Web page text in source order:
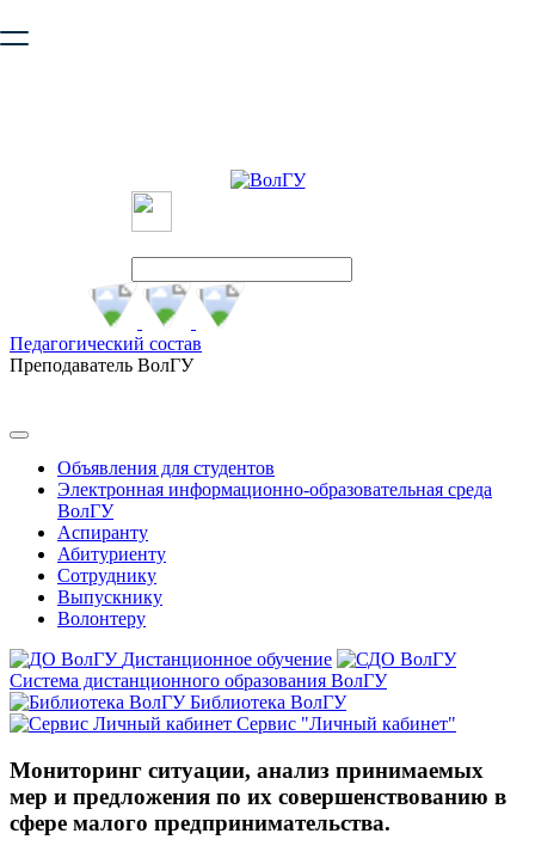
безопасную работу с сайтом. Пожалуйста
Педагогический состав
Преподаватель ВолГУ
Объявления для студентов
Электронная информационно-образовательная среда
ВолГУ
Аспиранту
Абитуриенту
Сотруднику
Выпускнику
Волонтеру
Дистанционное обучение
Система дистанционного образования ВолГУ
Библиотека ВолГУ
Сервис "Личный кабинет"
Мониторинг ситуации, анализ принимаемых
мер и предложения по их совершенствованию в
сфере малого предпринимательства.